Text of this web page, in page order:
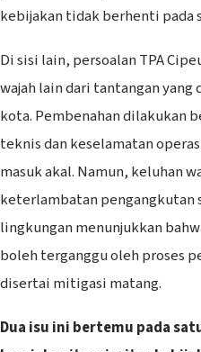
kebijakan tidak berhenti
Di sisi lain, persoalan TPA
wajah lain dari tantangan
kota. Pembenahan dilakukan
teknis dan keselamatan
masuk akal. Namun, keluhan
keterlambatan pengangkutan
lingkungan menunjukkan
boleh terganggu oleh proses
disertai mitigasi matang.
Dua isu ini bertemu pada